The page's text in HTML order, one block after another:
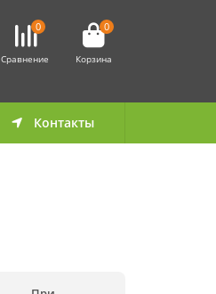
0
Сравнение
0
Корзина
Контакты